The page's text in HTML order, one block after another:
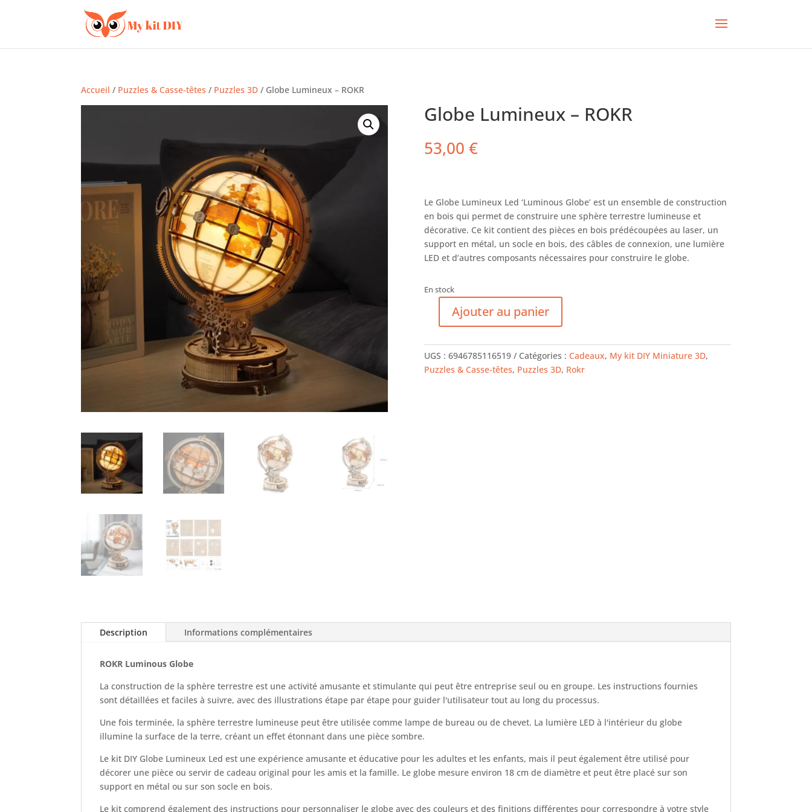
Accueil / Puzzles & Casse-têtes / Puzzles 3D / Globe Lumineux – ROKR
Globe Lumineux – ROKR
53,00 €
Le Globe Lumineux Led ‘Luminous Globe’ est un ensemble de construction
en bois qui permet de construire une sphère terrestre lumineuse et
décorative. Ce kit contient des pièces en bois prédécoupées au laser, un
support en métal, un socle en bois, des câbles de connexion, une lumière
LED et d’autres composants nécessaires pour construire le globe.
En stock
quantité
Globe
Lumineux
-
Ajouter au panier
UGS : 6946785116519 Catégories : Cadeaux, My kit DIY Miniature 3D,
Puzzles & Casse-têtes, Puzzles 3D, Rokr
Description Informations complémentaires
ROKR Luminous Globe
La construction de la sphère terrestre est une activité amusante et stimulante qui peut être entreprise seul ou en groupe. Les instructions fournies
sont détaillées et faciles à suivre, avec des illustrations étape par étape pour guider l'utilisateur tout au long du processus.
Une fois terminée, la sphère terrestre lumineuse peut être utilisée comme lampe de bureau ou de chevet. La lumière LED à l'intérieur du globe
illumine la surface de la terre, créant un effet étonnant dans une pièce sombre.
Le kit DIY Globe Lumineux Led est une expérience amusante et éducative pour les adultes et les enfants, mais il peut également être utilisé pour
décorer une pièce ou servir de cadeau original pour les amis et la famille. Le globe mesure environ 18 cm de diamètre et peut être placé sur son
support en métal ou sur son socle en bois.
Le kit comprend également des instructions pour personnaliser le globe avec des couleurs et des finitions différentes pour correspondre à votre style